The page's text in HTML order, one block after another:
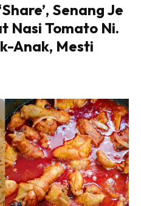
Senang Je
Nasi Tomato Ni.
Anak, Mesti